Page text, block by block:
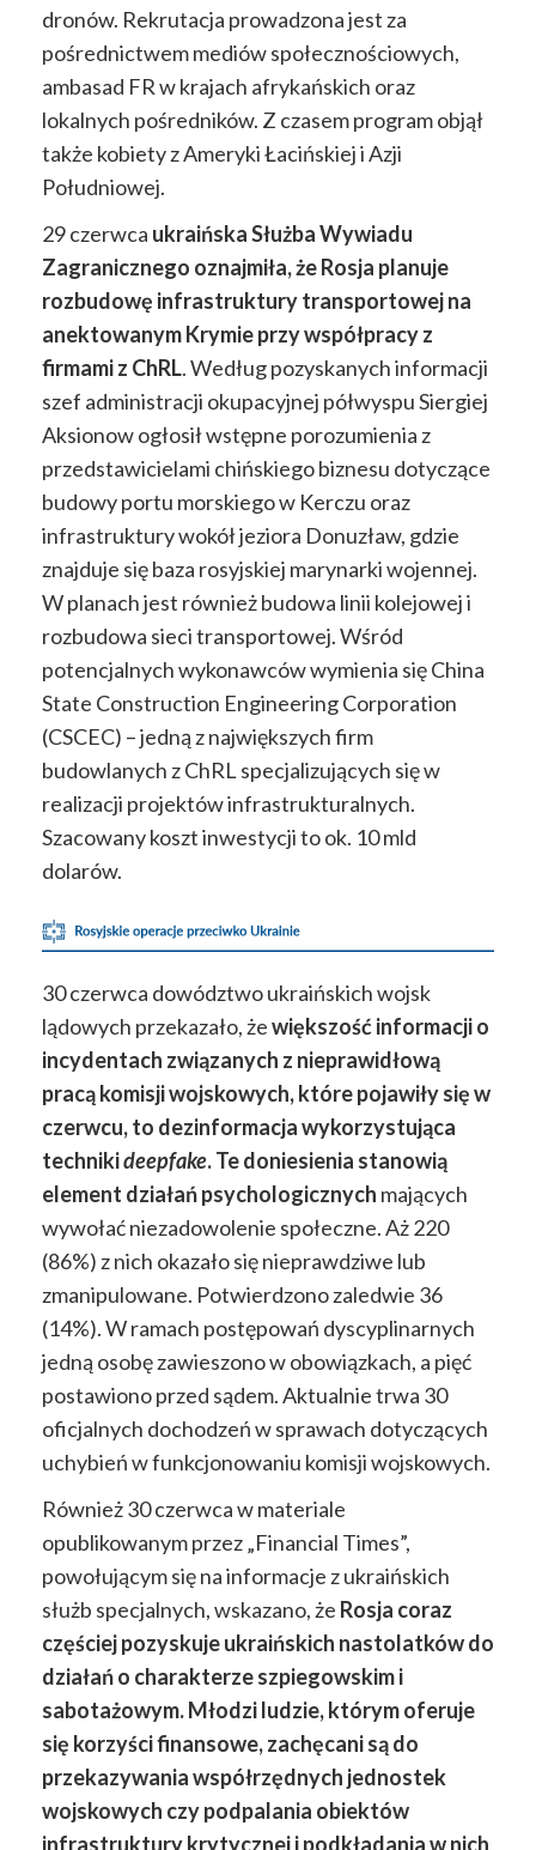
dronów. Rekrutacja prowadzona jest za
pośrednictwem mediów społecznościowych,
ambasad FR w krajach afrykańskich oraz
lokalnych pośredników. Z czasem program objął
także kobiety z Ameryki Łacińskiej i Azji
Południowej.
29 czerwca ukraińska Służba Wywiadu
Zagranicznego oznajmiła, że Rosja planuje
rozbudowę infrastruktury transportowej na
anektowanym Krymie przy współpracy z
firmami z ChRL. Według pozyskanych informacji
szef administracji okupacyjnej półwyspu Siergiej
Aksionow ogłosił wstępne porozumienia z
przedstawicielami chińskiego biznesu dotyczące
budowy portu morskiego w Kerczu oraz
infrastruktury wokół jeziora Donuzław, gdzie
znajduje się baza rosyjskiej marynarki wojennej.
W planach jest również budowa linii kolejowej i
rozbudowa sieci transportowej. Wśród
potencjalnych wykonawców wymienia się China
State Construction Engineering Corporation
(CSCEC) – jedną z największych firm
budowlanych z ChRL specjalizujących się w
realizacji projektów infrastrukturalnych.
Szacowany koszt inwestycji to ok. 10 mld
dolarów.
30 czerwca dowództwo ukraińskich wojsk
lądowych przekazało, żewiększość informacji o
incydentach związanych z nieprawidłową
pracą komisji wojskowych, które pojawiły się w
czerwcu, to dezinformacja wykorzystująca
technikideepfake. Te doniesienia stanowią
element działań psychologicznych mających
wywołać niezadowolenie społeczne. Aż 220
(86%) z nich okazało się nieprawdziwe lub
zmanipulowane. Potwierdzono zaledwie 36
(14%). W ramach postępowań dyscyplinarnych
jedną osobę zawieszono w obowiązkach, a pięć
postawiono przed sądem. Aktualnie trwa 30
oficjalnych dochodzeń w sprawach dotyczących
uchybień w funkcjonowaniu komisji wojskowych.
Również 30 czerwca w materiale
opublikowanym przez „Financial Times”,
powołującym się na informacje z ukraińskich
służb specjalnych, wskazano, że Rosja coraz
częściej pozyskuje ukraińskich nastolatków do
działań o charakterze szpiegowskim i
sabotażowym. Młodzi ludzie, którym oferuje
się korzyści finansowe, zachęcani są do
przekazywania współrzędnych jednostek
wojskowych czy podpalania obiektów
infrastruktury krytycznej i podkładania w nich